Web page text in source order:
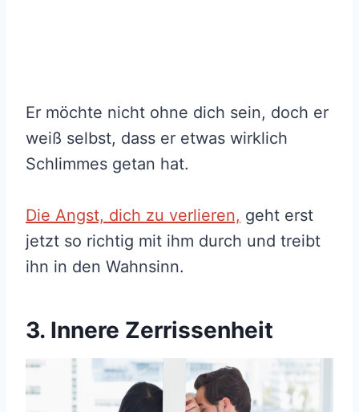
Er möchte nicht ohne dich sein, doch er
weiß selbst, dass er etwas wirklich
Schlimmes getan hat.
Die Angst, dich zu verlieren, geht erst
jetzt so richtig mit ihm durch und treibt
ihn in den Wahnsinn.
3. Innere Zerrissenheit